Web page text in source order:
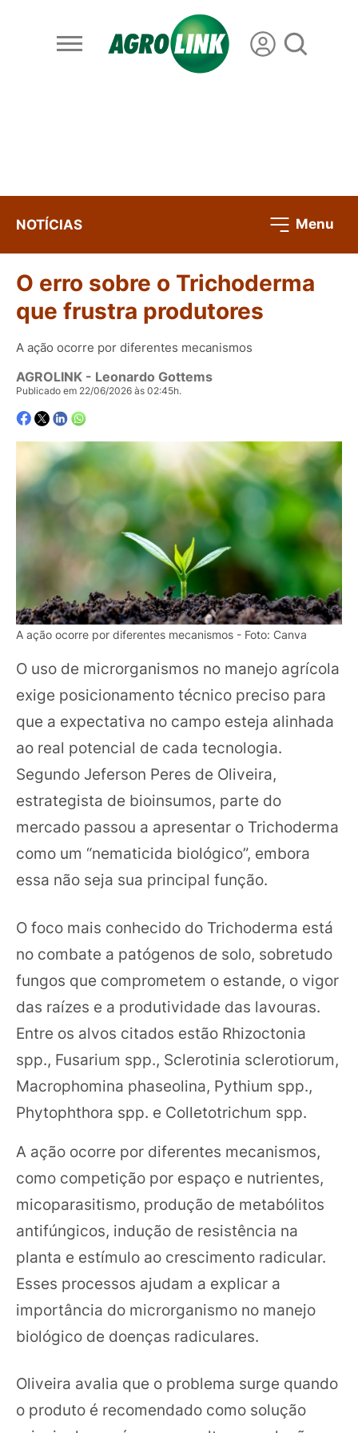
NOTÍCIAS Menu
O erro sobre o Trichoderma
que frustra produtores
A ação ocorre por diferentes mecanismos
AGROLINK - Leonardo Gottems
Publicado em 22/06/2026 às 02:45h.
A ação ocorre por diferentes mecanismos - Foto: Canva
O uso de microrganismos no manejo agrícola
exige posicionamento técnico preciso para
que a expectativa no campo esteja alinhada
ao real potencial de cada tecnologia.
Segundo Jeferson Peres de Oliveira,
estrategista de bioinsumos, parte do
mercado passou a apresentar o Trichoderma
como um “nematicida biológico”, embora
essa não seja sua principal função.
O foco mais conhecido do Trichoderma está
no combate a patógenos de solo, sobretudo
fungos que comprometem o estande, o vigor
das raízes e a produtividade das lavouras.
Entre os alvos citados estão Rhizoctonia
spp., Fusarium spp., Sclerotinia sclerotiorum,
Macrophomina phaseolina, Pythium spp.,
Phytophthora spp. e Colletotrichum spp.
A ação ocorre por diferentes mecanismos,
como competição por espaço e nutrientes,
micoparasitismo, produção de metabólitos
antifúngicos, indução de resistência na
planta e estímulo ao crescimento radicular.
Esses processos ajudam a explicar a
importância do microrganismo no manejo
biológico de doenças radiculares.
Oliveira avalia que o problema surge quando
o produto é recomendado como solução